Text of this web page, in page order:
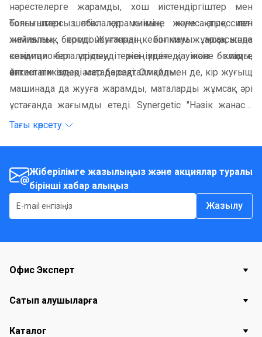
нәрестелерге жарамды, хош иістендіргіштер мен
бояғыштарсыз балалар киіміне жұмсақтық пен
жайлылық береді. Жуғаннан кейін киім жұмсақ және
сезімтал балалардың терісі үшін қауіпсіз болады,
өйткені өнім іздері матада сақталмайды.
Толығымен шөптік құрамының және агрессивті
химиялық компоненттердің болмауы арқасында
кондиционер үтіктеуді жеңілдетеді және киімге
антистатикалық әсер береді. Ол қолмен де, кір жуғыщ
машинада да жууға жарамды, маталарды жұмсақ әрі
ұстағанда жағымды етеді. Synergetic "Нәзік жанасу"
таңдау арқылы нәрестеңізге нәзік күтім мен
және басқа да киімдерді 33 рет жууға арналған супер
концентрат!
Тағы көрсету
Жіберілімге жазылыңыз және акциялар туралы
бірінші хабар алыңыз
Жазылу
Офис Эксперт
Сатып алушыларға
Каталог